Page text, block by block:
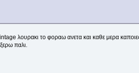
λουρακι το φοραω ανετα και καθε μερα
παλι.